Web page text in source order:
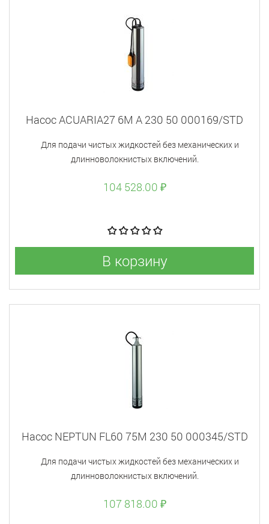
Насос ACUARIA27 6M A 230 50 000169/STD
Для подачи чистых жидкостей без механических и
длинноволокнистых включений.
104 528.00 ₽
В корзину
Насос NEPTUN FL60 75M 230 50 000345/STD
Для подачи чистых жидкостей без механических и
длинноволокнистых включений.
107 818.00 ₽